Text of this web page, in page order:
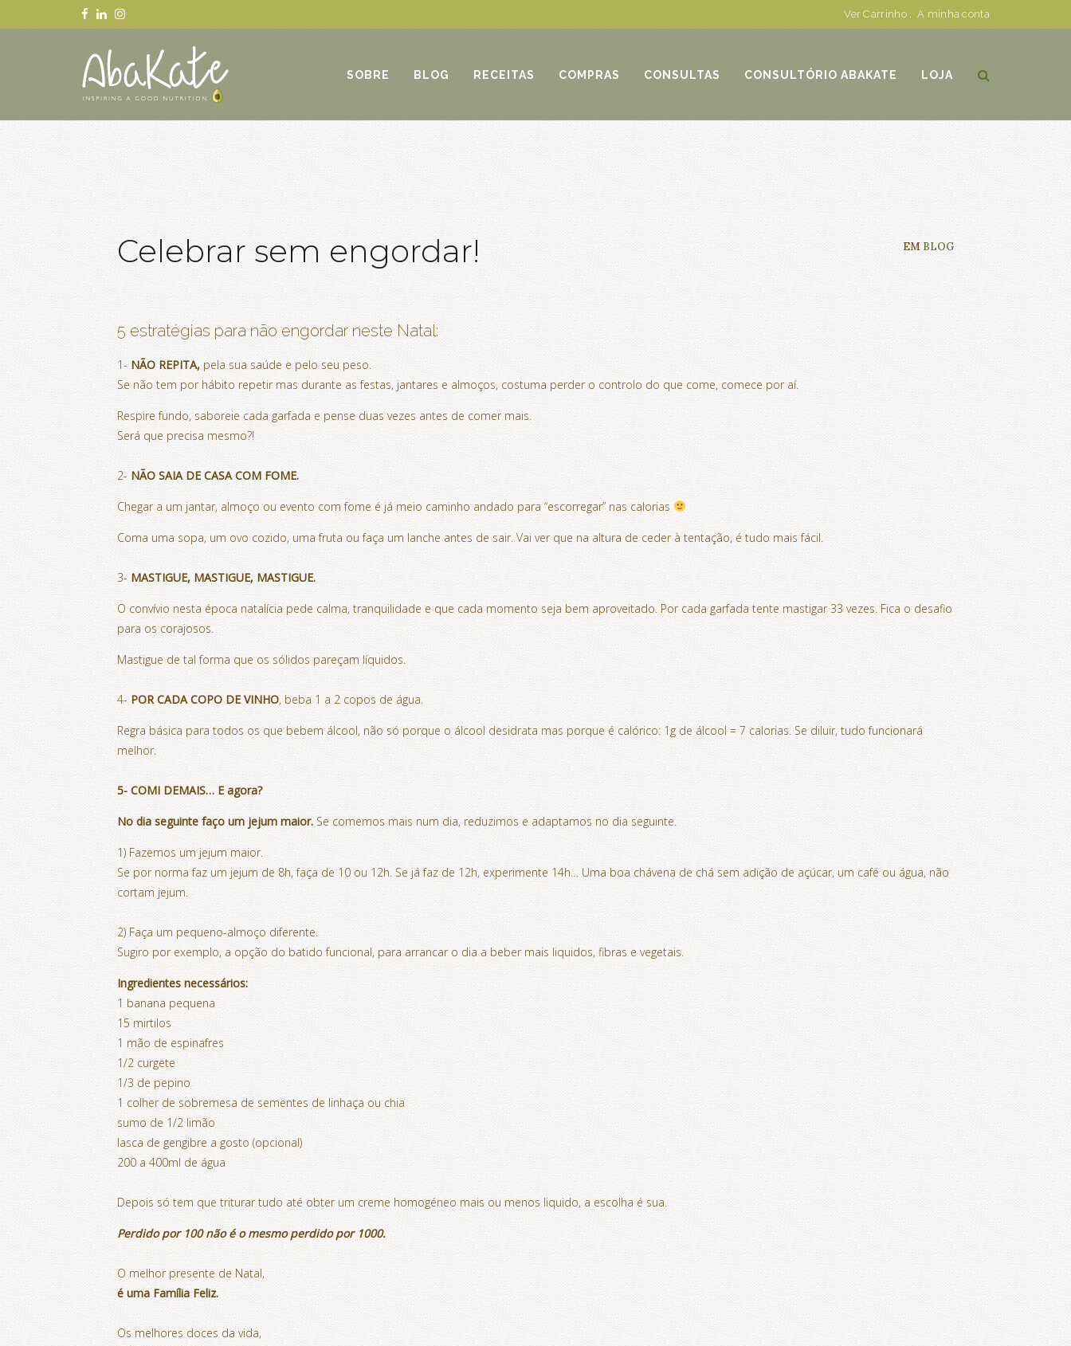
Ver Carrinho.A minha conta
SOBRE BLOG RECEITAS COMPRAS CONSULTAS CONSULTÓRIO ABAKATE LOJA
EM BLOG
Celebrar sem engordar!
5 estratégias para não engordar neste Natal:
1- NÃO REPITA, pela sua saúde e pelo seu peso.
Se não tem por hábito repetir mas durante as festas, jantares e almoços, costuma perder o controlo do que come, comece por aí.
Respire fundo, saboreie cada garfada e pense duas vezes antes de comer mais.
Será que precisa mesmo?!
2-NÃO SAIA DE CASA COM FOME.
Chegar a um jantar, almoço ou evento com fome é já meio caminho andado para “escorregar” nas calorias
Coma uma sopa, um ovo cozido, uma fruta ou faça um lanche antes de sair. Vai ver que na altura de ceder à tentação, é tudo mais fácil.
3- MASTIGUE, MASTIGUE, MASTIGUE.
O convívio nesta época natalícia pede calma, tranquilidade e que cada momento seja bem aproveitado. Por cada garfada tente mastigar 33 vezes. Fica o desafio
para os corajosos.
Mastigue de tal forma que os sólidos pareçam líquidos.
4- POR CADA COPO DE VINHO, beba 1 a 2 copos de água.
Regra básica para todos os que bebem álcool, não só porque o álcool desidrata mas porque é calórico: 1g de álcool = 7 calorias. Se diluir, tudo funcionará
melhor.
5- COMI DEMAIS… E agora?
No dia seguinte faço um jejum maior. Se comemos mais num dia, reduzimos e adaptamos no dia seguinte.
1) Fazemos um jejum maior.
Se por norma faz um jejum de 8h, faça de 10 ou 12h. Se já faz de 12h, experimente 14h… Uma boa chávena de chá sem adição de açúcar, um café ou água, não
cortam jejum.
2) Faça um pequeno-almoço diferente.
Sugiro por exemplo, a opção do batido funcional, para arrancar o dia a beber mais liquidos, fibras e vegetais.
Ingredientes necessários:
1 banana pequena
15 mirtilos
1 mão de espinafres
1/2 curgete
1/3 de pepino
1 colher de sobremesa de sementes de linhaça ou chia
sumo de 1/2 limão
lasca de gengibre a gosto (opcional)
200 a 400ml de água
Depois só tem que triturar tudo até obter um creme homogéneo mais ou menos liquido, a escolha é sua.
Perdido por 100 não é o mesmo perdido por 1000.
O melhor presente de Natal,
é uma Família Feliz.
Os melhores doces da vida,